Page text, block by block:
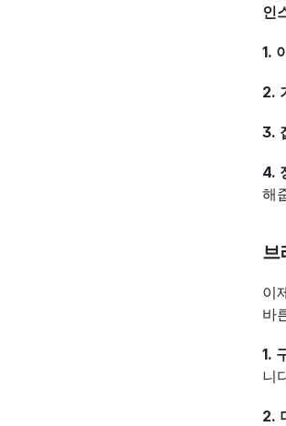
인
1.
2.
3.
4.
해
브
이
바
1.
니
2.